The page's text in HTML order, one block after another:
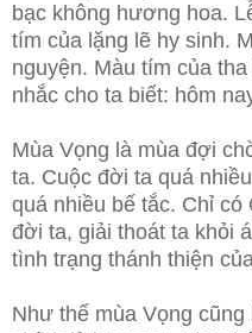
bạc không hương hoa.
tím của lặng lẽ hy sinh.
nguyện. Màu tím của
nhắc cho ta biết: hôm
Mùa Vọng là mùa đợi
ta. Cuộc đời ta quá
quá nhiều bế tắc. Chỉ
đời ta, giải thoát ta khỏi
tình trạng thánh thiện
Như thế mùa Vọng